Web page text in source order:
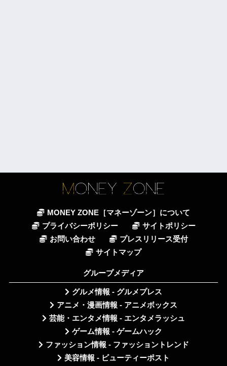
MONEY ZONE［マネーゾーン］について
プライバシーポリシー
サイトポリシー
お問い合わせ
プレスリリース受付
サイトマップ
グループメディア
グルメ情報 - グルメプレス
アニメ・漫画情報 - アニメボックス
芸能・エンタメ情報 - エンタメラッシュ
ゲーム情報 - ゲームハック
ファッション情報 - ファッショントレンド
美容情報 - ビューティーポスト